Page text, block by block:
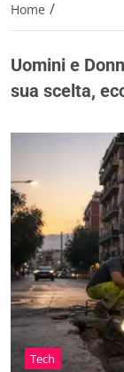
Home /
Uomini e
sua scelta,
Tech